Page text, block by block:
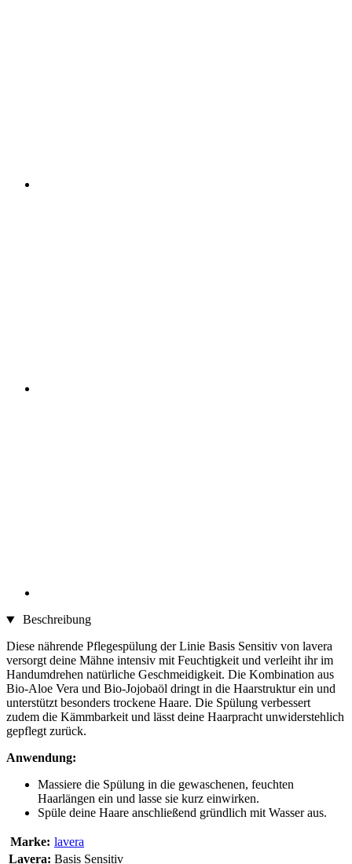
Beschreibung
Diese nährende Pflegespülung der Linie Basis Sensitiv von lavera
versorgt deine Mähne intensiv mit Feuchtigkeit und verleiht ihr im
Handumdrehen natürliche Geschmeidigkeit. Die Kombination aus
Bio-Aloe Vera und Bio-Jojobaöl dringt in die Haarstruktur ein und
unterstützt besonders trockene Haare. Die Spülung verbessert
zudem die Kämmbarkeit und lässt deine Haarpracht unwiderstehlich
gepflegt zurück.
Anwendung:
Massiere die Spülung in die gewaschenen, feuchten
Haarlängen ein und lasse sie kurz einwirken.
Spüle deine Haare anschließend gründlich mit Wasser aus.
Marke: lavera
Lavera: Basis Sensitiv